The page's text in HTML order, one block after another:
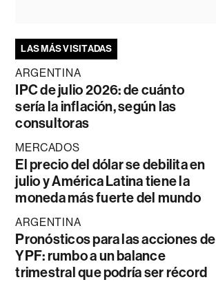
LAS MÁS VISITADAS
ARGENTINA
IPC de julio 2026: de cuánto
sería la inflación, según las
consultoras
MERCADOS
El precio del dólar se debilita en
julio y América Latina tiene la
moneda más fuerte del mundo
ARGENTINA
Pronósticos para las acciones de
YPF: rumbo a un balance
trimestral que podría ser récord